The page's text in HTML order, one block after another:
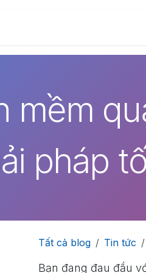
mềm
pháp
Tất cả blog Tin tức
Bạn đang đau đầu